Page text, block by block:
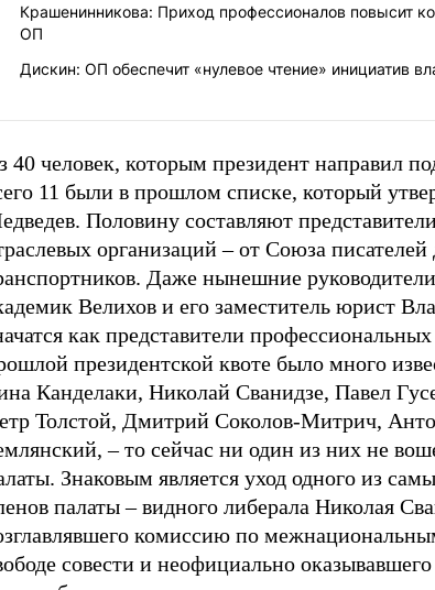
Крашенинникова: Приход профессионалов повысит
ОП
Дискин: ОП обеспечит «нулевое чтение» инициатив
40 человек, которым президент направил
11 были в прошлом списке, который
Половину составляют
организаций – от Союза
Даже нынешние
Велихов и его заместитель юрист
как представители
президентской квоте было много
Канделаки, Николай Сванидзе, Павел
Толстой, Дмитрий Соколов-Митрич,
– то сейчас ни один из них не
Знаковым является уход одного из
палаты – видного либерала Николая
комиссию по
совести и неофициально